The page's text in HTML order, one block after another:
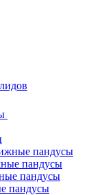
пандусы
пандусы